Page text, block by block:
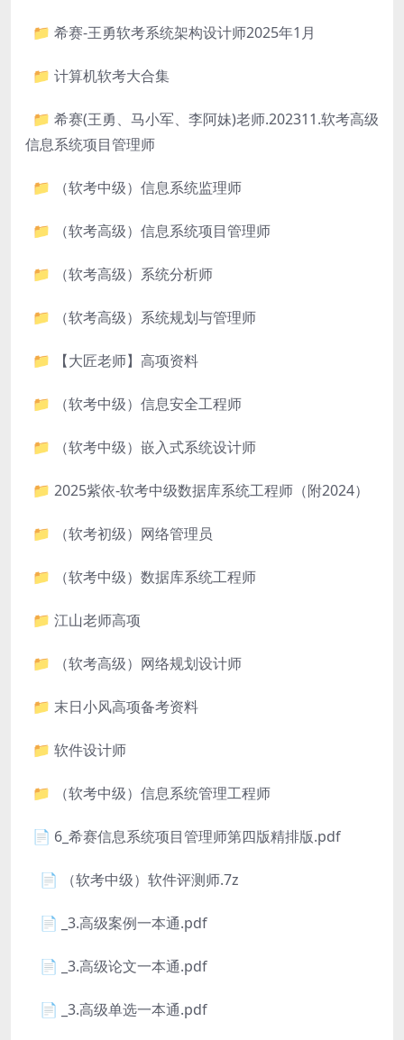
📁 希赛-王勇软考系统架构设计师2025年1月
📁 计算机软考大合集
📁 希赛(王勇、马小军、李阿妹)老师.202311.软考高级
信息系统项目管理师
📁 （软考中级）信息系统监理师
📁 （软考高级）信息系统项目管理师
📁 （软考高级）系统分析师
📁 （软考高级）系统规划与管理师
📁 【大匠老师】高项资料
📁 （软考中级）信息安全工程师
📁 （软考中级）嵌入式系统设计师
📁 2025紫依-软考中级数据库系统工程师（附2024）
📁 （软考初级）网络管理员
📁 （软考中级）数据库系统工程师
📁 江山老师高项
📁 （软考高级）网络规划设计师
📁 末日小风高项备考资料
📁 软件设计师
📁 （软考中级）信息系统管理工程师
📄 6_希赛信息系统项目管理师第四版精排版.pdf
📄 （软考中级）软件评测师.7z
📄 _3.高级案例一本通.pdf
📄 _3.高级论文一本通.pdf
📄 _3.高级单选一本通.pdf